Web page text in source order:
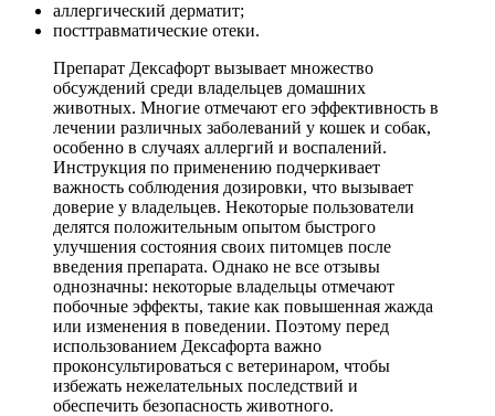
аллергический дерматит;
посттравматические отеки.
Препарат Дексафорт вызывает множество
обсуждений среди владельцев домашних
животных. Многие отмечают его эффективность в
лечении различных заболеваний у кошек и собак,
особенно в случаях аллергий и воспалений.
Инструкция по применению подчеркивает
важность соблюдения дозировки, что вызывает
доверие у владельцев. Некоторые пользователи
делятся положительным опытом быстрого
улучшения состояния своих питомцев после
введения препарата. Однако не все отзывы
однозначны: некоторые владельцы отмечают
побочные эффекты, такие как повышенная жажда
или изменения в поведении. Поэтому перед
использованием Дексафорта важно
проконсультироваться с ветеринаром, чтобы
избежать нежелательных последствий и
обеспечить безопасность животного.